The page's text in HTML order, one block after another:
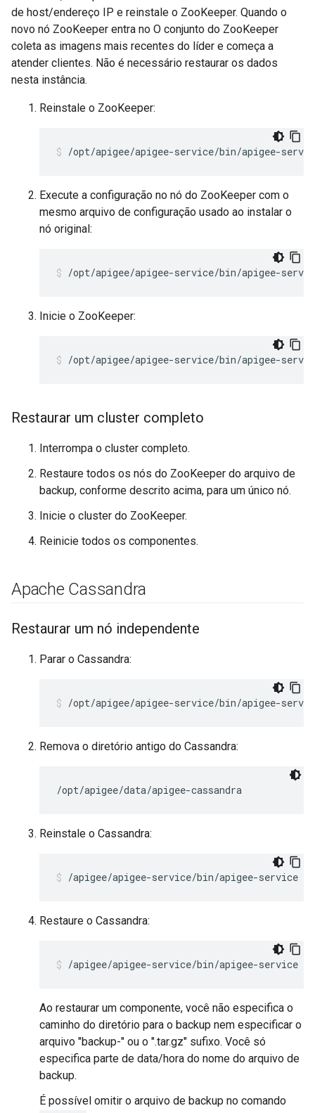
de host/endereço IP e reinstale o ZooKeeper. Quando o
novo nó ZooKeeper entra no O conjunto do ZooKeeper
coleta as imagens mais recentes do líder e começa a
atender clientes. Não é necessário restaurar os dados
nesta instância.
Reinstale o ZooKeeper:
/opt/apigee/apigee-service/bin/apigee-
Execute a configuração no nó do ZooKeeper com o
mesmo arquivo de configuração usado ao instalar o
nó original:
/opt/apigee/apigee-service/bin/apigee-
Inicie o ZooKeeper:
/opt/apigee/apigee-service/bin/apigee-
Restaurar um cluster completo
Interrompa o cluster completo.
Restaure todos os nós do ZooKeeper do arquivo de
backup, conforme descrito acima, para um único nó.
Inicie o cluster do ZooKeeper.
Reinicie todos os componentes.
Apache Cassandra
Restaurar um nó independente
Parar o Cassandra:
/opt/apigee/apigee-service/bin/apigee-
Remova o diretório antigo do Cassandra:
/opt/apigee/data/apigee-cassandra
Reinstale o Cassandra:
/apigee/apigee-service/bin/apigee-service
Restaure o Cassandra:
/apigee/apigee-service/bin/apigee-service
Ao restaurar um componente, você não especifica o
caminho do diretório para o backup nem especificar o
arquivo "backup-" ou o ".tar.gz" sufixo. Você só
especifica parte de data/hora do nome do arquivo de
backup.
É possível omitir o arquivo de backup no comando